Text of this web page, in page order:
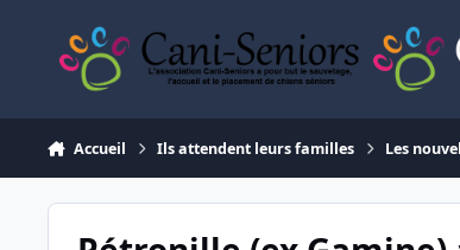
Accueil Ils attendent leurs familles Les